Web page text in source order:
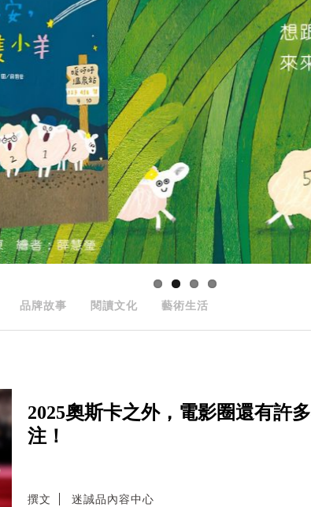
品牌故事 閱讀文化 藝術生活
2025奧斯卡之外，電影圈還有許
注！
撰文 迷誠品內容中心